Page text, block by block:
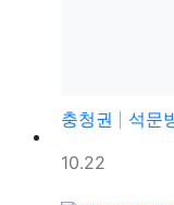
충청권
석문방
등록일
10.22